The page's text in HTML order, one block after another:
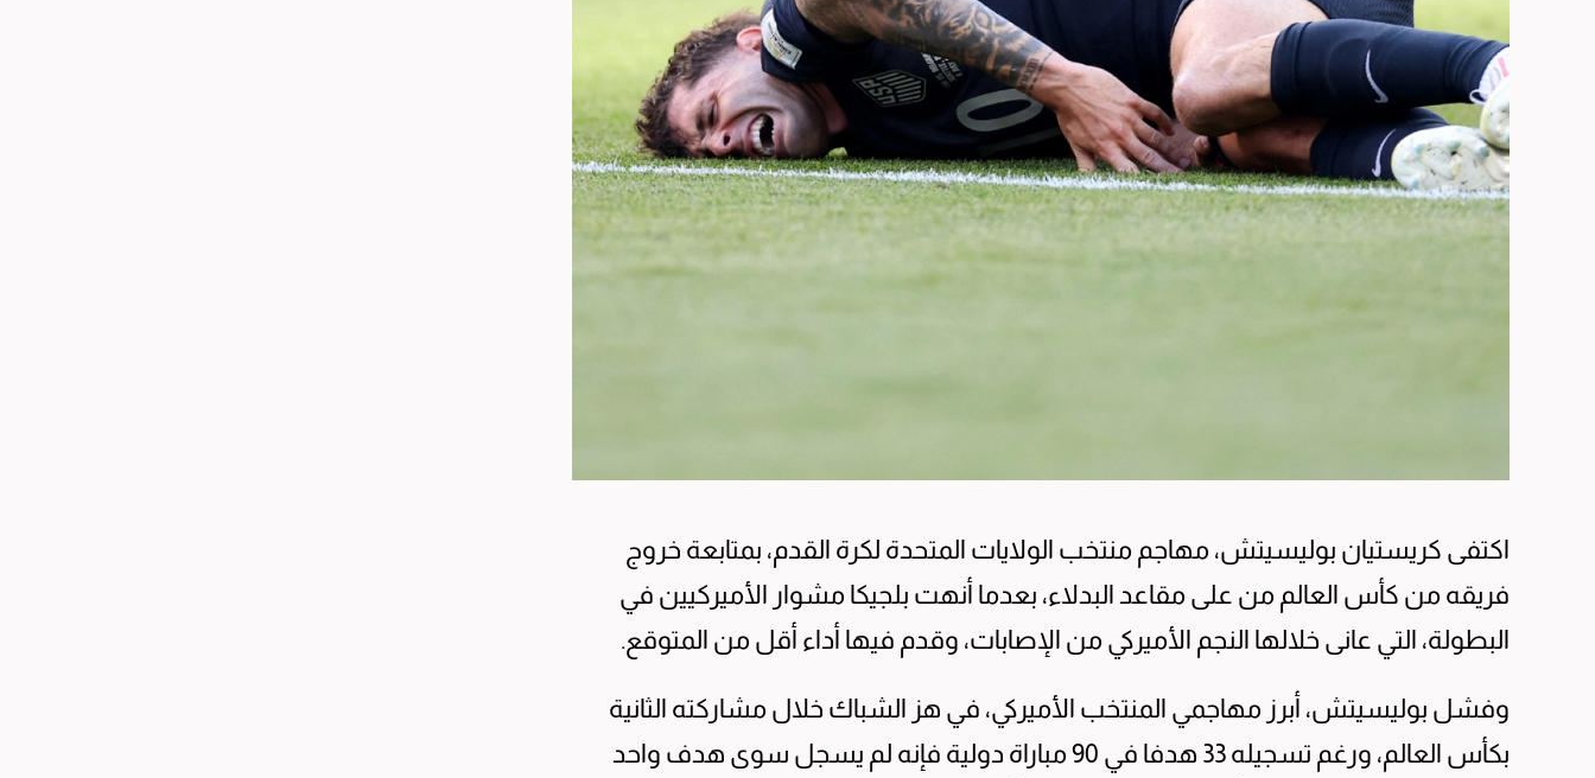
اكتفى كريستيان بوليسيتش، مهاجم منتخب الولايات المتحدة لكرة القدم، بمتابعة خروج
فريقه من كأس العالم من على مقاعد البدلاء، بعدما أنهت بلجيكا مشوار الأميركيين في
البطولة، التي عانى خلالها النجم الأميركي من الإصابات، وقدم فيها أداء أقل من المتوقع.
وفشل بوليسيتش، أبرز مهاجمي المنتخب الأميركي، في هز الشباك خلال مشاركته الثانية
بكأس العالم، ورغم تسجيله 33 هدفا في 90 مباراة دولية فإنه لم يسجل سوى هدف واحد